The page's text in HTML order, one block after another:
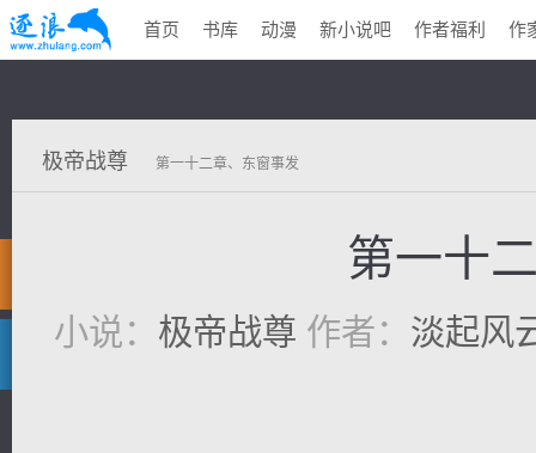
首页 书库 动漫 新小说吧 作者福利 作
极帝战尊 第一十二章、东窗事发
第一十
小说： 极帝战尊 作者： 淡起风